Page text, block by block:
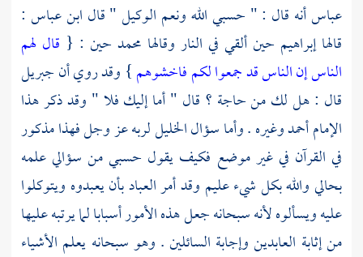
عباسأنه قال : " حسبي الله ونعم الوكيل " قال ابن عباس :
قالهاإبراهيم حين ألقي في النار وقالها محمد حين : { قال لهم
الناس إن الناس قد جمعوا لكم فاخشوهم} وقد روي أنجبريل
قال : هل لك من حاجة ؟ قال " أما إليك فلا " وقد ذكر هذا
الإمامأحمدوغيره . وأما سؤالالخليللربه عز وجل فهذا مذكور
في القرآن في غير موضع فكيف يقول حسبي من سؤالي علمه
بحالي والله بكل شيء عليم وقد أمر العباد بأن يعبدوه ويتوكلوا
عليه ويسألوه لأنه سبحانه جعل هذه الأمور أسبابا لما يرتبه عليها
من إثابة العابدين وإجابة السائلين . وهو سبحانه يعلم الأشياء